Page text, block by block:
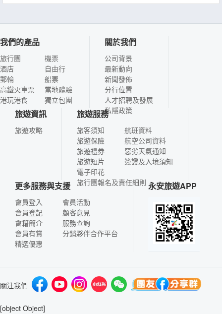
我們的產品
旅行團
酒店
郵輪
高鐵火車票
港玩港食
機票
自由行
船票
當地體驗
獨立包團
關於我們
公司背景
最新動向
新聞發佈
分行位置
人才招聘及發展
私隱政策
旅遊資訊
旅遊攻略
旅遊服務
旅客須知
旅遊保險
旅遊禮券
旅遊短片
電子印花
航班資料
航空公司資料
惡劣天氣通知
簽證及入境須知
旅行團報名及責任細則
更多服務與支援
會員登入
會員登記
會籍簡介
會員有賞
精選優惠
會員活動
顧客意見
服務查詢
分銷夥伴合作平台
永安旅遊APP
關注我們
[object Object]